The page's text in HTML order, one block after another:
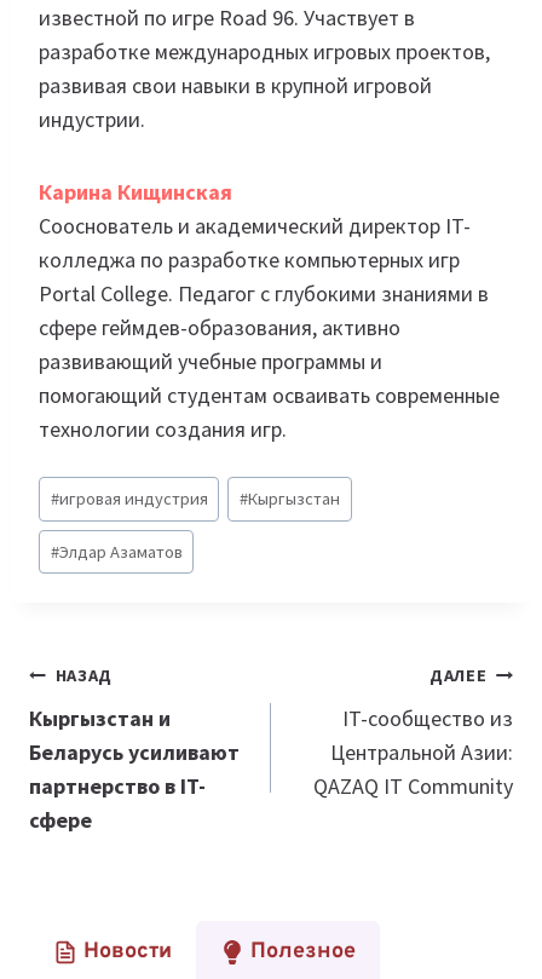
известной по игре Road 96. Участвует в
разработке международных игровых проектов,
развивая свои навыки в крупной игровой
индустрии.
Карина Кищинская
Сооснователь и академический директор IT-
колледжа по разработке компьютерных игр
Portal College. Педагог с глубокими знаниями в
сфере геймдев-образования, активно
развивающий учебные программы и
помогающий студентам осваивать современные
технологии создания игр.
Метки
записи:
#игровая индустрия #Кыргызстан
#Элдар Азаматов
Навигация
по
записям
НАЗАД
Кыргызстан и
Беларусь усиливают
партнерство в IT-
сфере
ДАЛЕЕ
IT-сообщество из
Центральной Азии:
QAZAQ IT Community
Новости Полезное